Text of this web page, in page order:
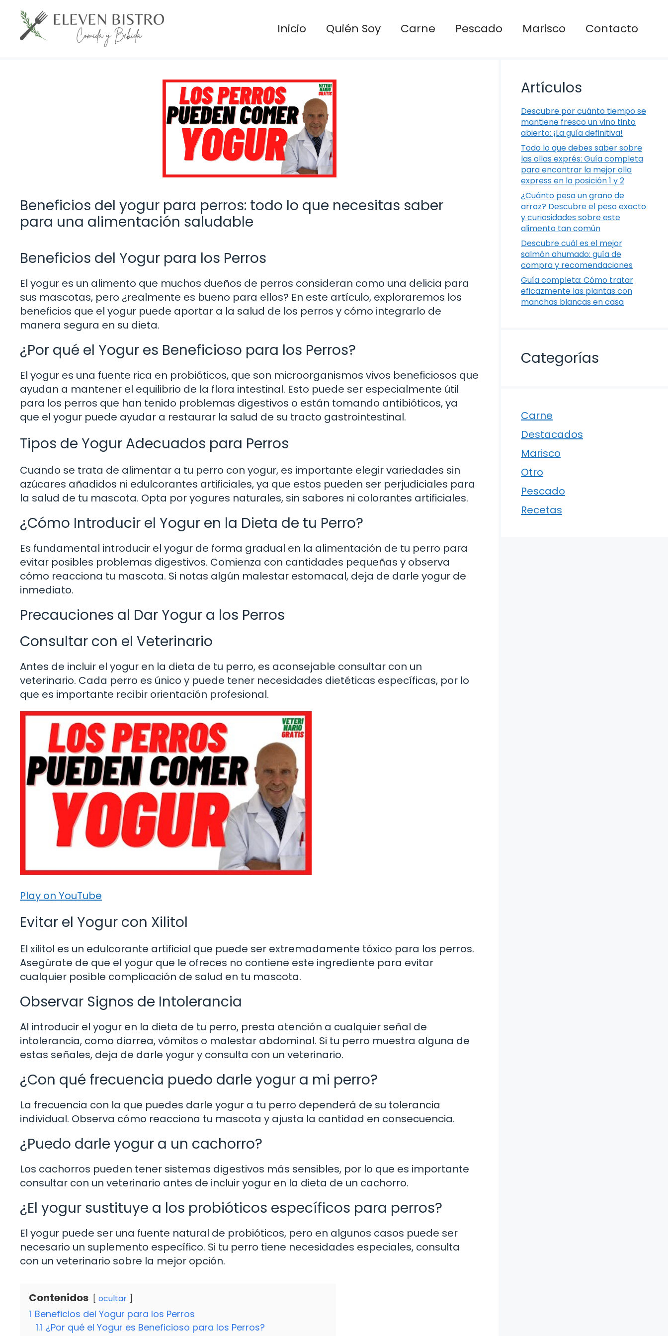
Saltar
contenido
Inicio Quién Soy Carne Pescado Marisco Contacto
Beneficios del yogur para perros: todo lo que necesitas saber
para una alimentación saludable
Beneficios del Yogur para los Perros
El yogur es un alimento que muchos dueños de perros consideran como una delicia para
sus mascotas, pero ¿realmente es bueno para ellos? En este artículo, exploraremos los
beneficios que el yogur puede aportar a la salud de los perros y cómo integrarlo de
manera segura en su dieta.
¿Por qué el Yogur es Beneficioso para los Perros?
El yogur es una fuente rica en probióticos, que son microorganismos vivos beneficiosos que
ayudan a mantener el equilibrio de la flora intestinal. Esto puede ser especialmente útil
para los perros que han tenido problemas digestivos o están tomando antibióticos, ya
que el yogur puede ayudar a restaurar la salud de su tracto gastrointestinal.
Tipos de Yogur Adecuados para Perros
Cuando se trata de alimentar a tu perro con yogur, es importante elegir variedades sin
azúcares añadidos ni edulcorantes artificiales, ya que estos pueden ser perjudiciales para
la salud de tu mascota. Opta por yogures naturales, sin sabores ni colorantes artificiales.
¿Cómo Introducir el Yogur en la Dieta de tu Perro?
Es fundamental introducir el yogur de forma gradual en la alimentación de tu perro para
evitar posibles problemas digestivos. Comienza con cantidades pequeñas y observa
cómo reacciona tu mascota. Si notas algún malestar estomacal, deja de darle yogur de
inmediato.
Precauciones al Dar Yogur a los Perros
Consultar con el Veterinario
Antes de incluir el yogur en la dieta de tu perro, es aconsejable consultar con un
veterinario. Cada perro es único y puede tener necesidades dietéticas específicas, por lo
que es importante recibir orientación profesional.
Play on YouTube
Evitar el Yogur con Xilitol
El xilitol es un edulcorante artificial que puede ser extremadamente tóxico para los perros.
Asegúrate de que el yogur que le ofreces no contiene este ingrediente para evitar
cualquier posible complicación de salud en tu mascota.
Observar Signos de Intolerancia
Al introducir el yogur en la dieta de tu perro, presta atención a cualquier señal de
intolerancia, como diarrea, vómitos o malestar abdominal. Si tu perro muestra alguna de
estas señales, deja de darle yogur y consulta con un veterinario.
¿Con qué frecuencia puedo darle yogur a mi perro?
La frecuencia con la que puedes darle yogur a tu perro dependerá de su tolerancia
individual. Observa cómo reacciona tu mascota y ajusta la cantidad en consecuencia.
¿Puedo darle yogur a un cachorro?
Los cachorros pueden tener sistemas digestivos más sensibles, por lo que es importante
consultar con un veterinario antes de incluir yogur en la dieta de un cachorro.
¿El yogur sustituye a los probióticos específicos para perros?
El yogur puede ser una fuente natural de probióticos, pero en algunos casos puede ser
necesario un suplemento específico. Si tu perro tiene necesidades especiales, consulta
con un veterinario sobre la mejor opción.
Contenidos ocultar
1 Beneficios del Yogur para los Perros
1.1 ¿Por qué el Yogur es Beneficioso para los Perros?
Artículos
Descubre por cuánto tiempo se
mantiene fresco un vino tinto
abierto: ¡La guía definitiva!
Todo lo que debes saber sobre
las ollas exprés: Guía completa
para encontrar la mejor olla
express en la posición 1 y 2
¿Cuánto pesa un grano de
arroz? Descubre el peso exacto
y curiosidades sobre este
alimento tan común
Descubre cuál es el mejor
salmón ahumado: guía de
compra y recomendaciones
Guía completa: Cómo tratar
eficazmente las plantas con
manchas blancas en casa
Categorías
Carne
Destacados
Marisco
Otro
Pescado
Recetas